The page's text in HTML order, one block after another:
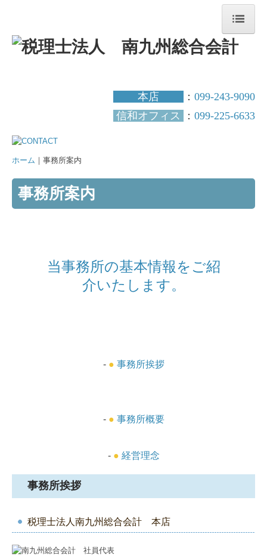
ホーム
サービス案内
税務会計
創業支援
採用メッセージ
スタッフインタビュー
キャリアアップ
本店 ： 099-243-9090
信和オフィス
： 099-225-6633
ホーム ｜事務所案内
事務所案内
当事務所の基本情報をご紹
介いたします。
- ● 事務所挨拶
- ● 事務所概要
- ● 経営理念
事務所挨拶
税理士法人南九州総合会計 本店